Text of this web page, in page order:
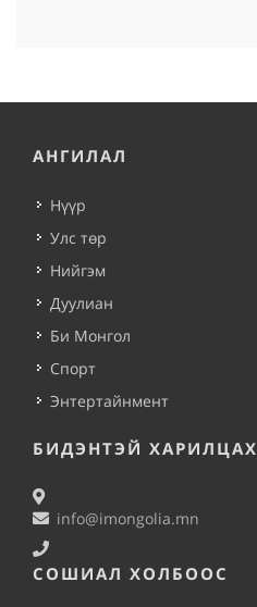
АНГИЛАЛ
Нүүр
Улс төр
Нийгэм
Дуулиан
Би Монгол
Спорт
Энтертайнмент
БИДЭНТЭЙ ХАРИЛЦАХ
info@imongolia.mn
СОШИАЛ ХОЛБООС